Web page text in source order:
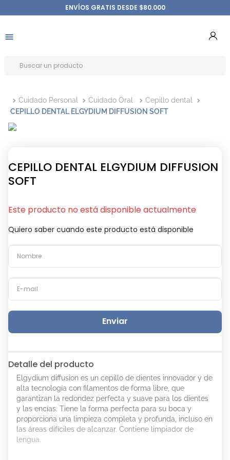
ENVÍOS GRATIS DESDE $80.000
Cuidado Personal Cuidado Oral
Cepillo dental
CEPILLO DENTAL ELGYDIUM DIFFUSION SOFT
CEPILLO DENTAL ELGYDIUM DIFFUSION
SOFT
Este producto no está disponible actualmente
Quiero saber cuando este producto está disponible
Enviar
Detalle del producto
Elgydium diffusion es un cepillo de dientes innovador y de
alta tecnología con filamentos de forma libre, que
garantizan la redondez perfecta y suave para los dientes
y las encías. Tiene la forma perfecta para su boca y
proporciona una limpieza completa y profunda, incluso en
las áreas difíciles de alcanzar. Contiene limpiador de
lengua.